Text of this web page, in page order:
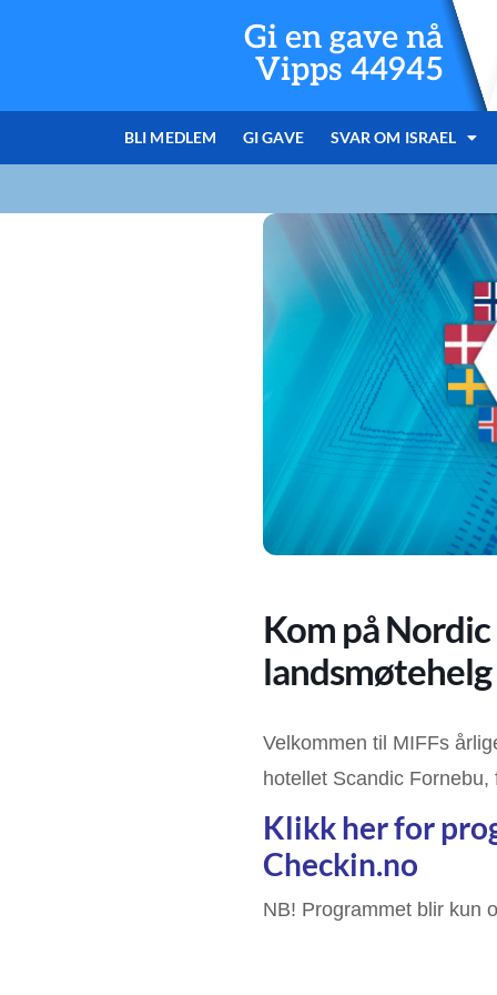
Gi en gave nå
Vipps 44945
BLI MEDLEM GI GAVE SVAR OM ISRAEL
Kom på Nordic
Velkommen til MIFFs
hotellet Scandic
Klikk her for
Checkin.no
NB! Programmet blir kun